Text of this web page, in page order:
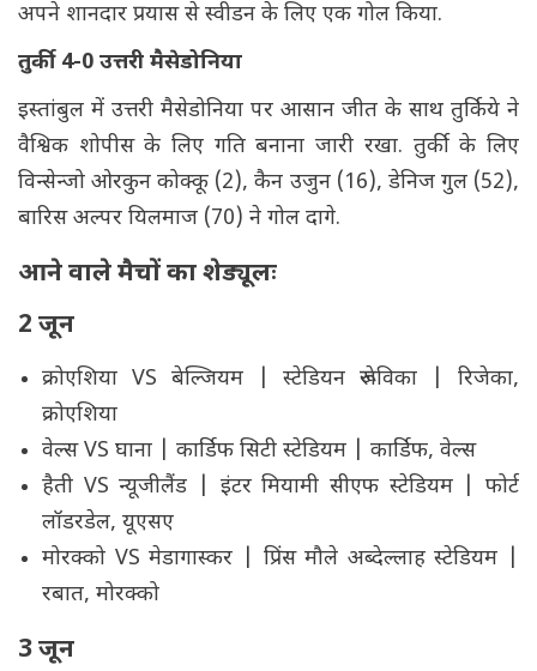
अपने शानदार प्रयास से स्वीडन के लिए एक गोल किया.
तुर्की 4-0 उत्तरी मैसेडोनिया
इस्तांबुल में उत्तरी मैसेडोनिया पर आसान जीत के साथ तुर्किये ने
वैश्विक शोपीस के लिए गति बनाना जारी रखा. तुर्की के लिए
विन्सेन्जो ओरकुन कोक्कू (2), कैन उजुन (16), डेनिज गुल (52),
बारिस अल्पर यिलमाज (70) ने गोल दागे.
आने वाले मैचों का शेड्यूलः
2 जून
क्रोएशिया VS बेल्जियम | स्टेडियन रूजेविका | रिजेका,
क्रोएशिया
वेल्स VS घाना | कार्डिफ सिटी स्टेडियम | कार्डिफ, वेल्स
हैती VS न्यूजीलैंड | इंटर मियामी सीएफ स्टेडियम | फोर्ट
लॉडरडेल, यूएसए
मोरक्को VS मेडागास्कर | प्रिंस मौले अब्देल्लाह स्टेडियम |
रबात, मोरक्को
3 जून